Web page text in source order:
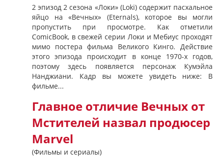
2 эпизод 2 сезона «Локи» (Loki) содержит пасхальное
яйцо на «Вечных» (Eternals), которое вы могли
пропустить при просмотре. Как отметили
ComicBook, в свежей серии Локи и Мебиус проходят
мимо постера фильма Великого Кинго. Действие
этого эпизода происходит в конце 1970-х годов,
поэтому здесь появляется персонаж Кумэйла
Нанджиани. Кадр вы можете увидеть ниже: В
фильме...
Главное отличие Вечных от
Мстителей назвал продюсер
Marvel
(Фильмы и сериалы)